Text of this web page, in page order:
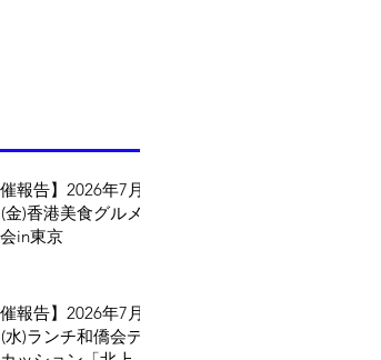
催報告】2026年7月
金)香港美食グルメ
in東京
催報告】2026年7月
水)ランチ和僑会デ